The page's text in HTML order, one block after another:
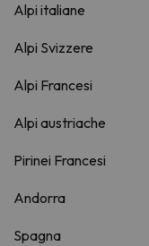
Alpi italiane
Alpi Svizzere
Alpi Francesi
Alpi austriache
Pirinei Francesi
Andorra
Spagna